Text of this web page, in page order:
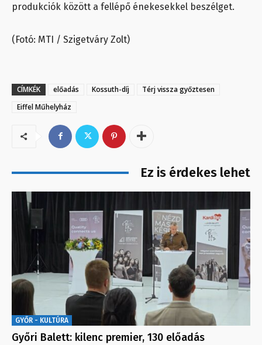
produkciók között a fellépő énekesekkel beszélget.
(Fotó: MTI / Szigetváry Zolt)
CÍMKÉK előadás Kossuth-díj
Térj vissza győztesen
Eiffel Műhelyház
Ez is érdekes lehet
GYŐR - KULTÚRA
Győri Balett: kilenc premier, 130 előadás